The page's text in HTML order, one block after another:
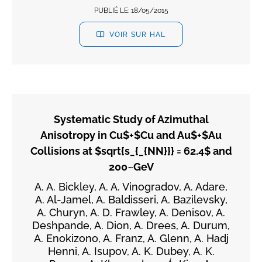
PUBLIÉ LE: 18/05/2015
VOIR SUR HAL
Systematic Study of Azimuthal
Anisotropy in Cu$+$Cu and Au$+$Au
Collisions at $sqrt{s_{_{NN}}} = 62.4$ and
200~GeV
A. A. Bickley, A. A. Vinogradov, A. Adare,
A. Al-Jamel, A. Baldisseri, A. Bazilevsky,
A. Churyn, A. D. Frawley, A. Denisov, A.
Deshpande, A. Dion, A. Drees, A. Durum,
A. Enokizono, A. Franz, A. Glenn, A. Hadj
Henni, A. Isupov, A. K. Dubey, A. K.